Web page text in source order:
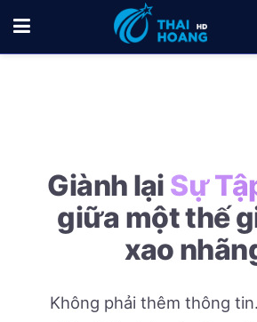
Giành lại Sự
giữa một thế
xao
Không phải thêm thông